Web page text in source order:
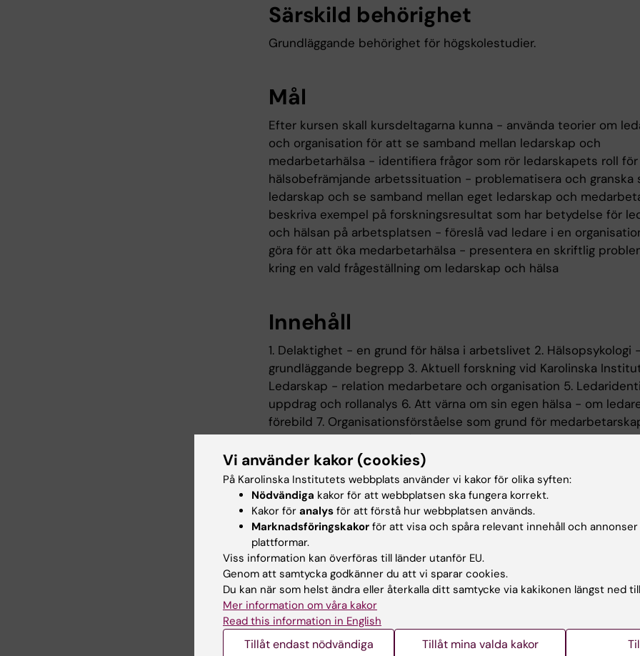
Särskild behörighet
Grundläggande behörighet för högskolestudier.
Mål
Efter kursen skall kursdeltagarna kunna - använda teorier om
och organisation för att se samband mellan ledarskap och
medarbetarhälsa - identifiera frågor som rör ledarskapets roll för
hälsobefrämjande arbetssituation - problematisera och granska
ledarskap och se samband mellan eget ledarskap och
beskriva exempel på forskningsresultat som har betydelse för
och hälsan på arbetsplatsen - föreslå vad ledare i en
göra för att öka medarbetarhälsa - presentera en skriftlig
kring en vald frågeställning om ledarskap och hälsa
Innehåll
1. Delaktighet - en grund för hälsa i arbetslivet 2. Hälsopsykologi -
grundläggande begrepp 3. Aktuell forskning vid Karolinska
Ledarskap - relation medarbetare och organisation 5.
uppdrag och rollanalys 6. Att värna om sin egen hälsa - om
förebild 7. Organisationsförståelse som grund för
Betydelsen av stöd och återkoppling för hälsa i arbetslivet 9.
hälsosamt ledarskap 10. Stödsystem för hälsosamt ledarskap
genomförs på halvfart med schemalagda studiedagar vid
fördelade på fyra tillfällen. Studieuppgifter under
kommer att ingå.
Arbetsformer
Reflekterande gruppdiskussioner, litteraturseminarier och
Kursen bygger på hög deltagaraktivitet. Deltagarnas självupplevda
exempel blir en viktig del i arbetet med att belysa tillämpning
inom området ledarskap och hälsa.
Vi använder kakor (cookies)
På Karolinska Institutets webbplats använder vi kakor för olika syften:
Nödvändiga kakor för att webbplatsen ska fungera korrekt.
Kakor för analys för att förstå hur webbplatsen används.
Marknadsföringskakor för att visa och spåra relevant innehåll och
plattformar.
Viss information kan överföras till länder utanför EU.
Genom att samtycka godkänner du att vi sparar cookies.
Du kan när som helst ändra eller återkalla ditt samtycke via kakikonen längst ned
Mer information om våra kakor
Read this information in English
Tillåt endast nödvändiga Tillåt mina valda kakor